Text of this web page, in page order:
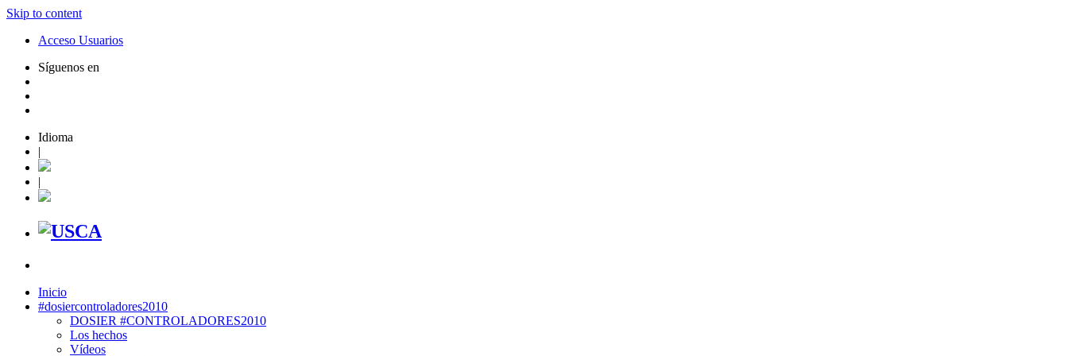
Skip to content
Acceso Usuarios
Síguenos en
Idioma
|
|
Inicio
#dosiercontroladores2010
DOSIER #CONTROLADORES2010
Los hechos
Vídeos